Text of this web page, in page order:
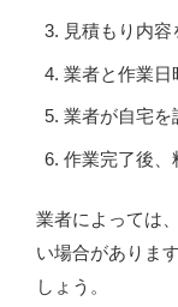
見積もり内
業者と作業日
業者が自宅を
作業完了後、
業者によっては
い場合がありま
しょう。